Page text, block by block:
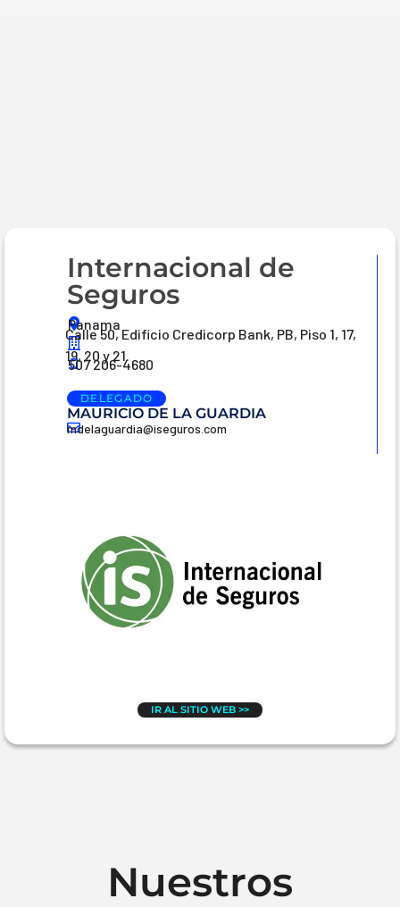
Internacional de
Seguros
Panama
Calle 50, Edificio Credicorp Bank, PB, Piso 1, 17,
19, 20 y 21.
507 206-4680
DELEGADO
MAURICIO DE LA GUARDIA
mdelaguardia@iseguros.com
IR AL SITIO WEB >>
Nuestros